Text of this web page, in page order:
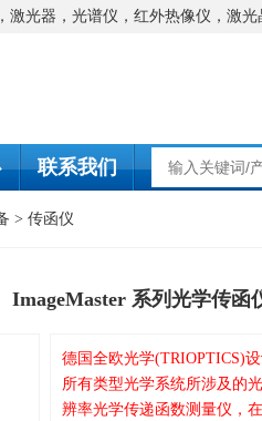
激光器，光谱仪，红外热像仪，激光
联系我们
> 传函仪
ImageMaster 系列光学传函
德国全欧光学(TRIOPTICS)
所有类型光学系统所涉及的
辨率光学传递函数测量仪，